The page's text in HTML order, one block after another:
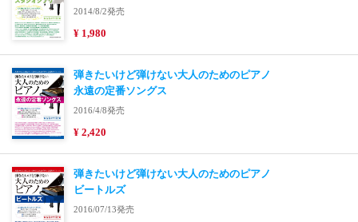
2014/8/2発売
¥ 1,980
弾きたいけど弾けない大人のためのピアノ
永遠の定番ソングス
2016/4/8発売
¥ 2,420
弾きたいけど弾けない大人のためのピアノ
ビートルズ
2016/07/13発売